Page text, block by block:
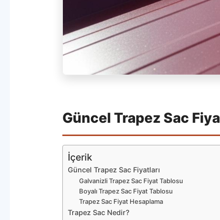
Güncel Trapez Sac
İçerik
Güncel Trapez Sac Fiyatları
Galvanizli Trapez Sac Fiyat Tablosu
Boyalı Trapez Sac Fiyat Tablosu
Trapez Sac Fiyat Hesaplama
Trapez Sac Nedir?